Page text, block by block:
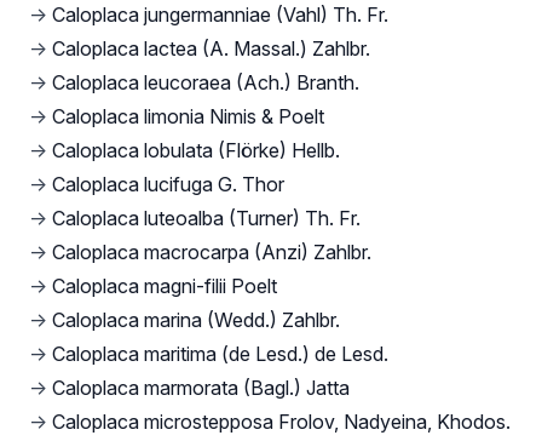
→ Caloplaca jungermanniae (Vahl) Th. Fr.
→ Caloplaca lactea (A. Massal.) Zahlbr.
→ Caloplaca leucoraea (Ach.) Branth.
→ Caloplaca limonia Nimis & Poelt
→ Caloplaca lobulata (Flörke) Hellb.
→ Caloplaca lucifuga G. Thor
→ Caloplaca luteoalba (Turner) Th. Fr.
→ Caloplaca macrocarpa (Anzi) Zahlbr.
→ Caloplaca magni-filii Poelt
→ Caloplaca marina (Wedd.) Zahlbr.
→ Caloplaca maritima (de Lesd.) de Lesd.
→ Caloplaca marmorata (Bagl.) Jatta
→ Caloplaca microstepposa Frolov, Nadyeina, Khodos.